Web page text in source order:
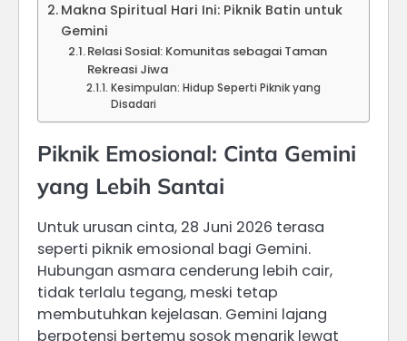
Makna Spiritual Hari Ini: Piknik Batin untuk
Gemini
Relasi Sosial: Komunitas sebagai Taman
Rekreasi Jiwa
Kesimpulan: Hidup Seperti Piknik yang
Disadari
Piknik Emosional: Cinta Gemini
yang Lebih Santai
Untuk urusan cinta, 28 Juni 2026 terasa
seperti piknik emosional bagi Gemini.
Hubungan asmara cenderung lebih cair,
tidak terlalu tegang, meski tetap
membutuhkan kejelasan. Gemini lajang
berpotensi bertemu sosok menarik lewat